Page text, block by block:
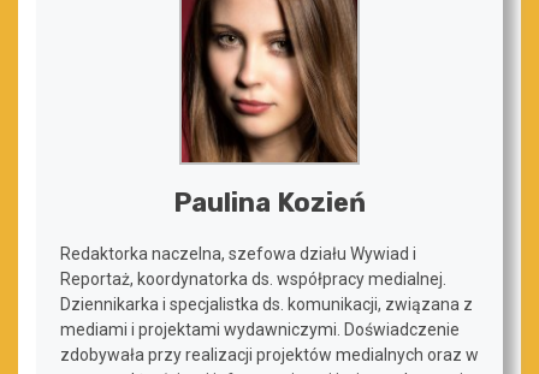
Paulina Kozień
Redaktorka naczelna, szefowa działu Wywiad i
Reportaż, koordynatorka ds. współpracy medialnej.
Dziennikarka i specjalistka ds. komunikacji, związana z
mediami i projektami wydawniczymi. Doświadczenie
zdobywała przy realizacji projektów medialnych oraz w